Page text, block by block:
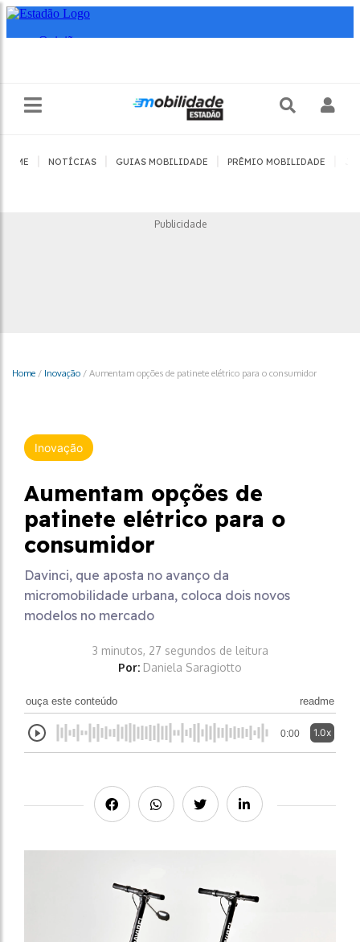
HOME NOTÍCIAS GUIAS MOBILIDADE PRÊMIO MOBILIDADE
Publicidade
Home / Inovação / Aumentam opções de patinete elétrico para o consumidor
Inovação
Aumentam opções de
patinete elétrico para o
consumidor
Davinci, que aposta no avanço da
micromobilidade urbana, coloca dois novos
modelos no mercado
3 minutos, 27 segundos de leitura
Por: Daniela Saragiotto
ouça este conteúdo readme
0:00 1.0x